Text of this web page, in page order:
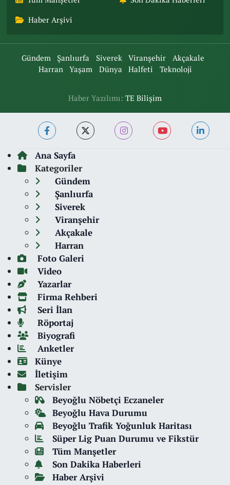
Haber Arşivi
Gündem Şanlıurfa Siverek Viranşehir
Akçakale
Harran
Yaşam Dünya Halfeti Teknoloji
Haber Yazılımı: TE Bilişim
Ana Sayfa
Kategoriler
Gündem
Şanlıurfa
Siverek
Viranşehir
Akçakale
Harran
Foto Galeri
Video
Yazarlar
Firma Rehberi
Seri İlan
Röportaj
Biyografi
Anketler
Künye
İletişim
Servisler
Beyoğlu Nöbetçi Eczaneler
Beyoğlu Hava Durumu
Beyoğlu Trafik Yoğunluk Haritası
Süper Lig Puan Durumu ve Fikstür
Tüm Manşetler
Son Dakika Haberleri
Haber Arşivi